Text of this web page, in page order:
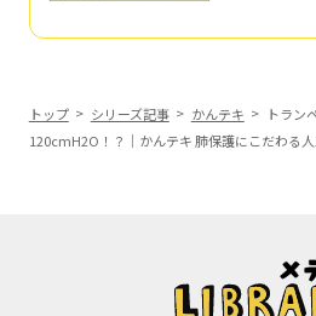
トップ シリーズ記事 かんテキ
トラン
120cmH2O！？｜かんテキ 肺保護にこだわる